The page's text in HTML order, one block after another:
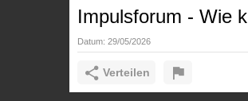
Impulsforum - Wie
Datum: 29/05/2026
Verteilen